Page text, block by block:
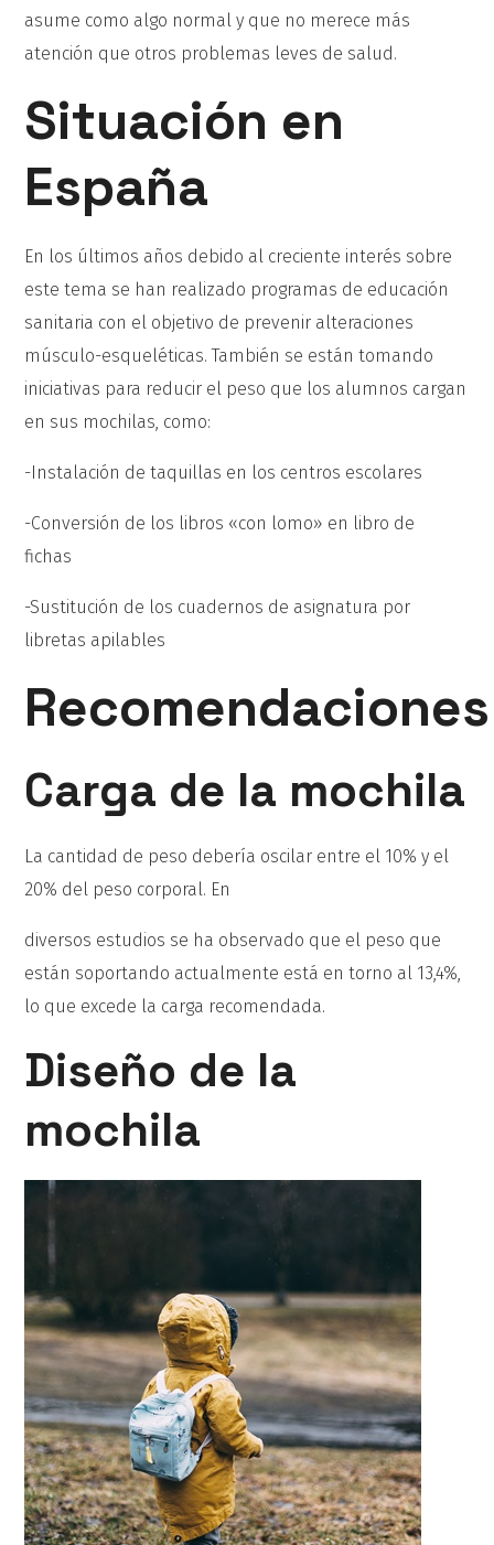
asume como algo normal y que no merece más
atención que otros problemas leves de salud.
Situación en
España
En los últimos años debido al creciente interés sobre
este tema se han realizado programas de educación
sanitaria con el objetivo de prevenir alteraciones
músculo-esqueléticas. También se están tomando
iniciativas para reducir el peso que los alumnos cargan
en sus mochilas, como:
-Instalación de taquillas en los centros escolares
-Conversión de los libros «con lomo» en libro de
fichas
-Sustitución de los cuadernos de asignatura por
libretas apilables
Recomendaciones
Carga de la mochila
La cantidad de peso debería oscilar entre el 10% y el
20% del peso corporal. En
diversos estudios se ha observado que el peso que
están soportando actualmente está en torno al 13,4%,
lo que excede la carga recomendada.
Diseño de la
mochila